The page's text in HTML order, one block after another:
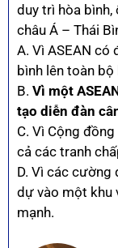
duy trì hòa bình,
châu Á – Thái
A. Vì ASEAN có
bình lên toàn bộ
B. Vì một
tạo diễn đàn
C. Vì Cộng
cả các tranh
D. Vì các cường
dự vào một khu
mạnh.